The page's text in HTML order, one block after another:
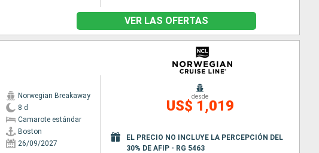
VER LAS OFERTAS
Norwegian Breakaway
8 d
Camarote estándar
Boston
26/09/2027
desde
US$ 1,019
EL PRECIO NO INCLUYE LA PERCEPCIÓN DEL
30% DE AFIP - RG 5463